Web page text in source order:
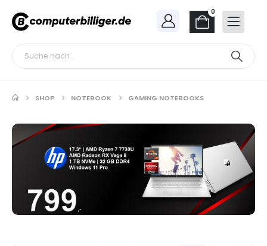
0
SHOP NOTEBOOK GAMING NOTEBOOKS